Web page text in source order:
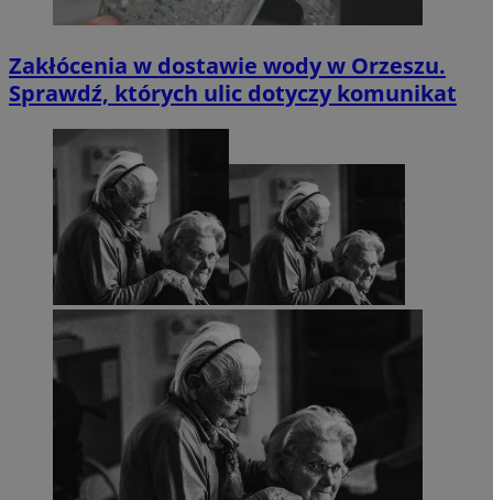
Zakłócenia w dostawie wody w Orzeszu.
Sprawdź, których ulic dotyczy komunikat